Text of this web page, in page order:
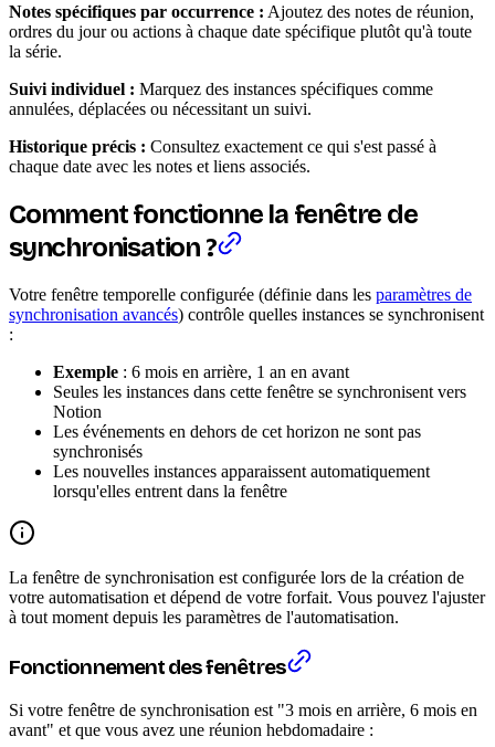
Notes spécifiques par occurrence : Ajoutez des notes de réunion,
ordres du jour ou actions à chaque date spécifique plutôt qu'à toute
la série.
Suivi individuel : Marquez des instances spécifiques comme
annulées, déplacées ou nécessitant un suivi.
Historique précis : Consultez exactement ce qui s'est passé à
chaque date avec les notes et liens associés.
Comment fonctionne la fenêtre de
synchronisation ?
Votre fenêtre temporelle configurée (définie dans les paramètres de
synchronisation avancés) contrôle quelles instances se synchronisent
:
Exemple : 6 mois en arrière, 1 an en avant
Seules les instances dans cette fenêtre se synchronisent vers
Notion
Les événements en dehors de cet horizon ne sont pas
synchronisés
Les nouvelles instances apparaissent automatiquement
lorsqu'elles entrent dans la fenêtre
La fenêtre de synchronisation est configurée lors de la création de
votre automatisation et dépend de votre forfait. Vous pouvez l'ajuster
à tout moment depuis les paramètres de l'automatisation.
Fonctionnement des fenêtres
Si votre fenêtre de synchronisation est "3 mois en arrière, 6 mois en
avant" et que vous avez une réunion hebdomadaire :